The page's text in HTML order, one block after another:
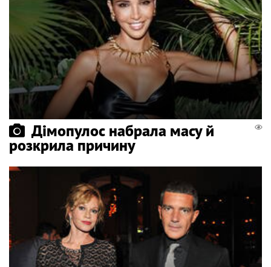
Дімопулос набрала масу й
розкрила причину